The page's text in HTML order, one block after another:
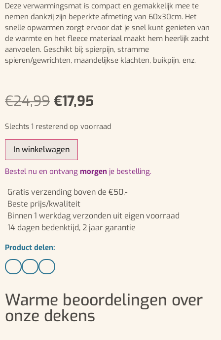
Deze verwarmingsmat is compact en gemakkelijk mee te
nemen dankzij zijn beperkte afmeting van 60x30cm. Het
snelle opwarmen zorgt ervoor dat je snel kunt genieten van
de warmte en het fleece materiaal maakt hem heerlijk zacht
aanvoelen. Geschikt bij; spierpijn, stramme
spieren/gewrichten, maandelijkse klachten, buikpijn, enz.
€24,99 €17,95
Slechts 1 resterend op voorraad
In winkelwagen
bestel nu en ontvang morgen je bestelling.
Gratis verzending boven de €50,-
Beste prijs/kwaliteit
Binnen 1 werkdag verzonden uit eigen voorraad
14 dagen bedenktijd, 2 jaar garantie
Product delen:
Warme beoordelingen over
onze dekens